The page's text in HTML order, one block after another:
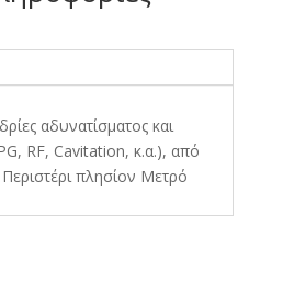
αδυνατίσματος και
RF, Cavitation, κ.α.), από
πλησίον Μετρό